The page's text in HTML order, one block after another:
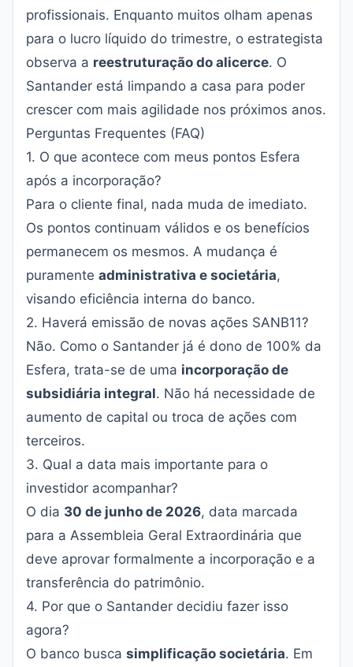
profissionais. Enquanto muitos olham apenas
para o lucro líquido do trimestre, o estrategista
observa a reestruturação do alicerce. O
Santander está limpando a casa para poder
crescer com mais agilidade nos próximos anos.
Perguntas Frequentes (FAQ)
1. O que acontece com meus pontos Esfera
após a incorporação?
Para o cliente final, nada muda de imediato.
Os pontos continuam válidos e os benefícios
permanecem os mesmos. A mudança é
puramente administrativa e societária,
visando eficiência interna do banco.
2. Haverá emissão de novas ações SANB11?
Não. Como o Santander já é dono de 100% da
Esfera, trata-se de uma incorporação de
subsidiária integral. Não há necessidade de
aumento de capital ou troca de ações com
terceiros.
3. Qual a data mais importante para o
investidor acompanhar?
O dia 30 de junho de 2026, data marcada
para a Assembleia Geral Extraordinária que
deve aprovar formalmente a incorporação e a
transferência do patrimônio.
4. Por que o Santander decidiu fazer isso
agora?
O banco busca simplificação societária. Em